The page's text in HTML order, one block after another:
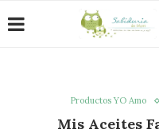
Productos YO Amo
Mis Aceites